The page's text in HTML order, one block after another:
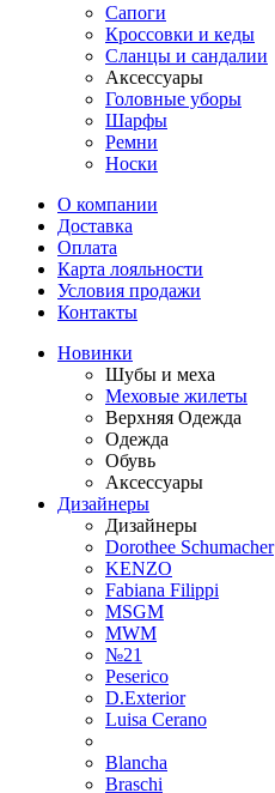
Сапоги
Кроссовки и кеды
Сланцы и сандалии
Аксессуары
Головные уборы
Шарфы
Ремни
Носки
О компании
Доставка
Оплата
Карта лояльности
Условия продажи
Контакты
Новинки
Шубы и меха
Меховые жилеты
Верхняя Одежда
Одежда
Обувь
Аксессуары
Дизайнеры
Дизайнеры
Dorothee Schumacher
KENZO
Fabiana Filippi
MSGM
MWM
№21
Peserico
D.Exterior
Luisa Cerano
Blancha
Braschi